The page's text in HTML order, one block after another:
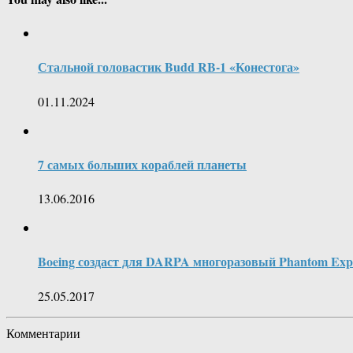
Стальной головастик Budd RB-1 «Конестога»
01.11.2024
7 самых больших кораблей планеты
13.06.2016
Boeing создаст для DARPA многоразовый Phantom
25.05.2017
Комментарии